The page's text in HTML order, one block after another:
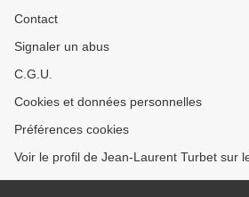
Contact
Signaler un abus
C.G.U.
Cookies et données personnelles
Préférences cookies
Voir le profil de Jean-Laurent Turbet sur